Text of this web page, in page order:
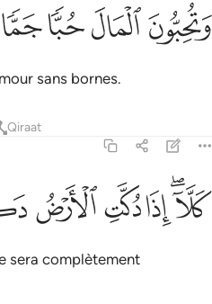
وتحبون المال حبا جما ٢٠
وَتُحِبُّونَ ٱلْمَالَ حُبًّۭا جَمًّۭا ٢٠
ﲿﳀﳁﳂ
sans bornes.
Qiraat
كلا اذا دكت الارض دكا دكا ٢١
كَلَّآ إِذَا دُكَّتِ ٱلْأَرْضُ دَكًّۭا دَكًّۭا ٢١
ﳄﳅﳆﳇﳈ
sera complètement